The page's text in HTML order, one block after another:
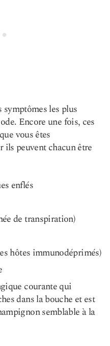
les plus
Encore une fois, ces
vous êtes
peuvent chacun être
enflés
de transpiration)
hôtes immunodéprimés)
courante qui
dans la bouche et est
semblable à la